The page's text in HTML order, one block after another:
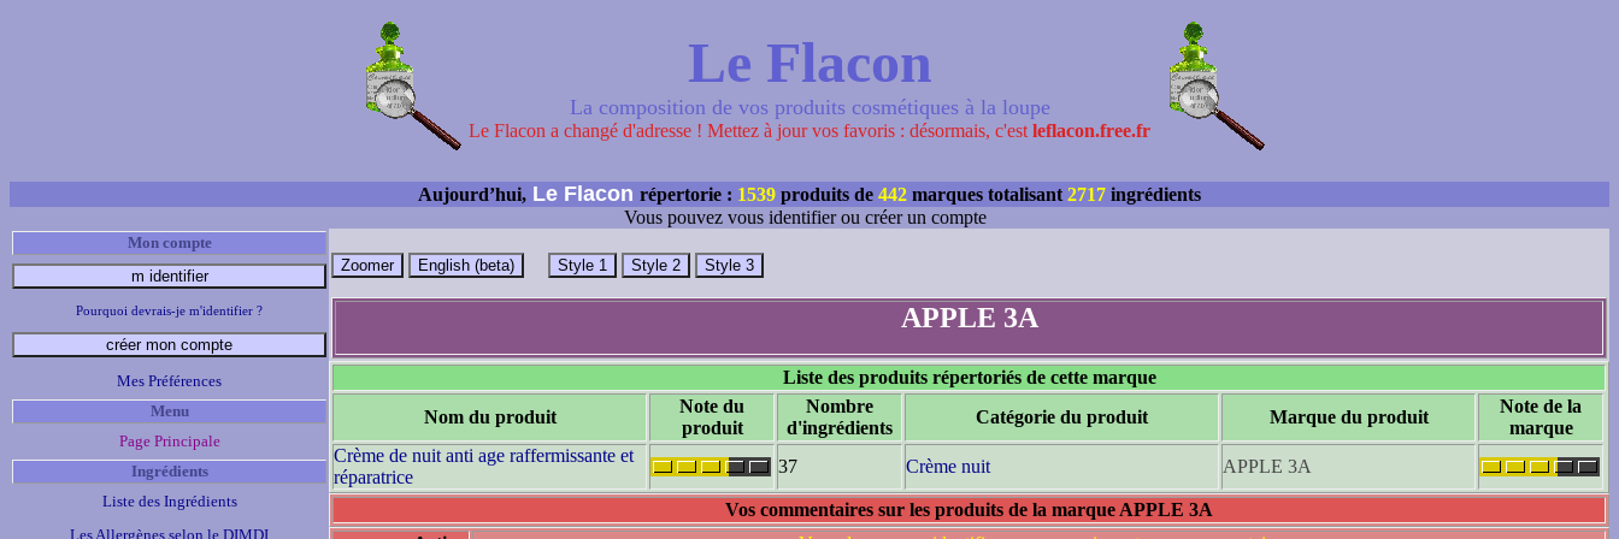
Le Flacon
La composition de vos produits cosmétiques à la loupe
Le Flacon a changé d'adresse ! Mettez à jour vos favoris : désormais, c'est leflacon.free.fr
Aujourd’hui, Le Flacon répertorie : 1539 produits de 442 marques totalisant 2717 ingrédients
Vous pouvez vous identifier ou créer un compte
Mon compte
Pourquoi devrais-je m'identifier ?
Mes Préférences
Menu
Page Principale
Ingrédients
Liste des Ingrédients
Les Allergènes selon le DIMDI
APPLE 3A
Liste des produits répertoriés de cette marque
Nom du produit
Note du
produit
Nombre
d'ingrédients
Catégorie du produit Marque du produit
Note de la
marque
Crème de nuit anti age raffermissante et
réparatrice
37 Crème nuit APPLE 3A
Vos commentaires sur les produits de la marque APPLE 3A